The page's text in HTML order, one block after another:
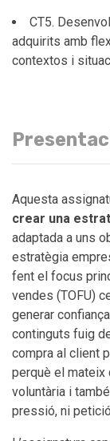
CT5.
adquirits amb
contextos i
Aquesta
crear una
adaptada a uns
estratègia
fent el focus
vendes (TOFU)
generar
continguts fuig
compra al client
perquè el mateix
voluntària i
pressió, ni